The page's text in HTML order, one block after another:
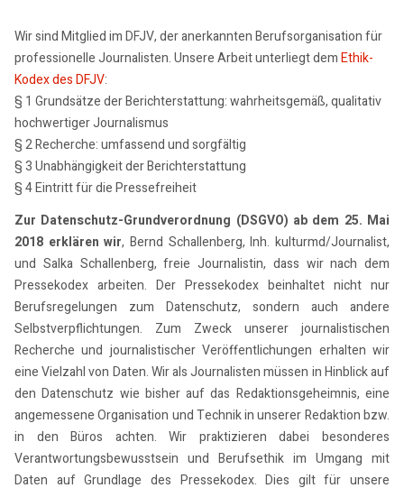
Wir sind Mitglied im DFJV, der anerkannten Berufsorganisation für
professionelle Journalisten. Unsere Arbeit unterliegt demEthik-
Kodex des DFJV:
§ 1 Grundsätze der Berichterstattung: wahrheitsgemäß, qualitativ
hochwertiger Journalismus
§ 2 Recherche: umfassend und sorgfältig
§ 3 Unabhängigkeit der Berichterstattung
§ 4 Eintritt für die Pressefreiheit
Zur Datenschutz-Grundverordnung (DSGVO) ab dem 25. Mai
2018 erklären wir, Bernd Schallenberg, Inh. kulturmd/Journalist,
und Salka Schallenberg, freie Journalistin, dass wir nach dem
Pressekodex arbeiten. Der Pressekodex beinhaltet nicht nur
Berufsregelungen zum Datenschutz, sondern auch andere
Selbstverpflichtungen. Zum Zweck unserer journalistischen
Recherche und journalistischer Veröffentlichungen erhalten wir
eine Vielzahl von Daten. Wir als Journalisten müssen in Hinblick auf
den Datenschutz wie bisher auf das Redaktionsgeheimnis, eine
angemessene Organisation und Technik in unserer Redaktion bzw.
in den Büros achten. Wir praktizieren dabei besonderes
Verantwortungsbewusstsein und Berufsethik im Umgang mit
Daten auf Grundlage des Pressekodex. Dies gilt für unsere